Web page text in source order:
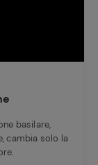
basilare,
cambia solo la